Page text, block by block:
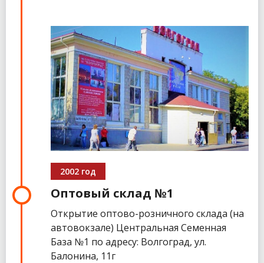
2002 год
Оптовый склад №1
Открытие оптово-розничного склада (на
автовокзале) Центральная Семенная
База №1 по адресу: Волгоград, ул.
Балонина, 11г